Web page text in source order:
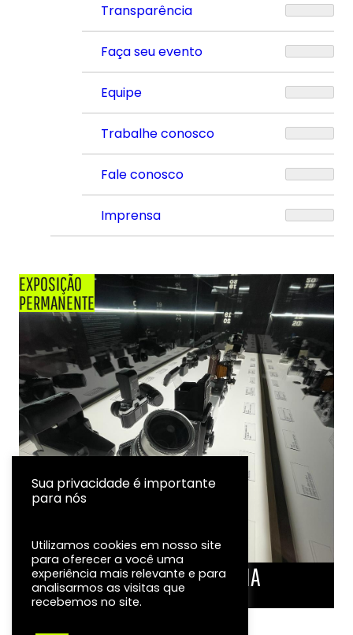
Transparência
Faça seu evento
Equipe
Trabalhe conosco
Fale conosco
Imprensa
EXPOSIÇÃO
PERMANENTE
LINHA DO TEMPO DA FOTOGRAFIA
EXPOSIÇÃO
Sua privacidade é importante
para nós
Utilizamos cookies em nosso site
para oferecer a você uma
experiência mais relevante e para
analisarmos as visitas que
recebemos no site.